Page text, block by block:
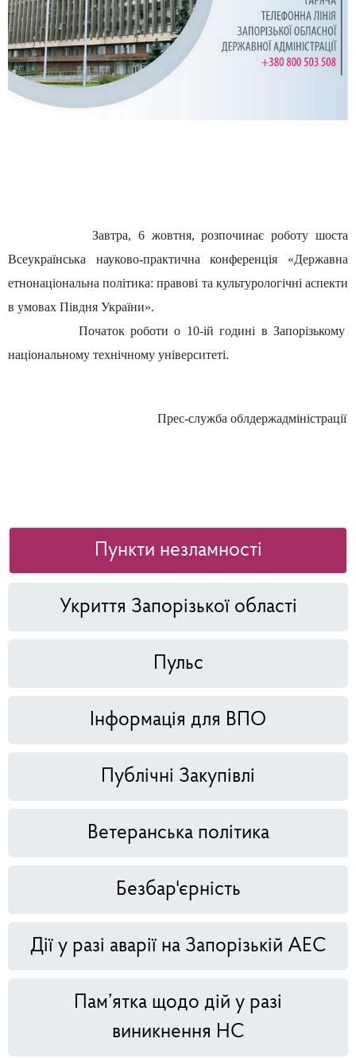
Завтра, 6 жовтня, розпочинає роботу шоста
Всеукраїнська науково-практична конференція «Державна
етнонаціональна політика: правові та культурологічні аспекти
в умовах Півдня України».
Початок роботи о 10-ій годині в Запорізькому
національному технічному університеті.
Прес-служба облдержадміністрації
Пункти незламності
Укриття Запорізької області
Пульс
Інформація для ВПО
Публічні Закупівлі
Ветеранська політика
Безбар'єрність
Дії у разі аварії на Запорізькій АЕС
Пам’ятка щодо дій у разі
виникнення НС